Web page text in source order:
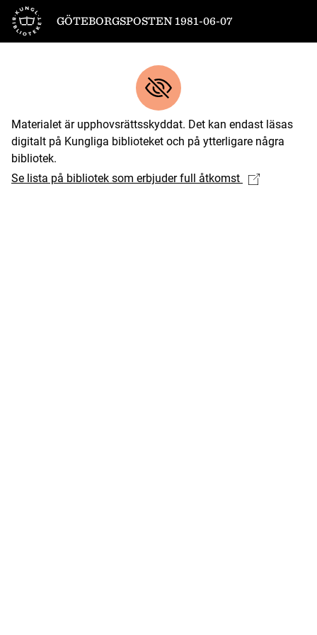
Till startsidan
GÖTEBORGSPOSTEN 1981-06-07
Materialet är upphovsrättsskyddat. Det kan endast läsas
digitalt på Kungliga biblioteket och på ytterligare några
bibliotek.
Se lista på bibliotek som erbjuder full åtkomst